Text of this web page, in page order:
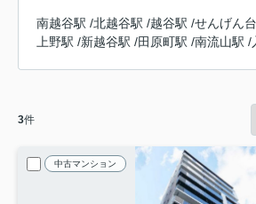
南越谷駅 /北越谷駅 /越谷駅 /せんげん
上野駅 /新越谷駅 /田原町駅 /南流山駅 /
3件
中古マンション